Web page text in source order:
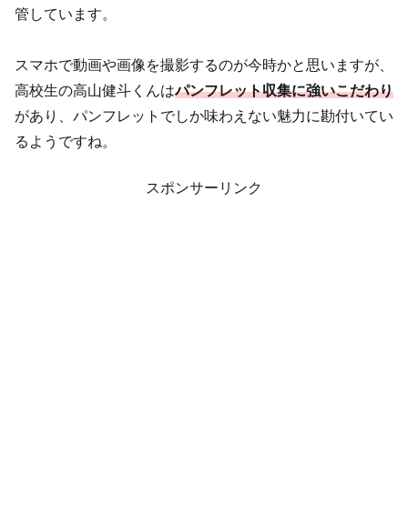
管しています。
スマホで動画や画像を撮影するのが今時かと思いますが、
高校生の高山健斗くんはパンフレット収集に強いこだわり
があり、パンフレットでしか味わえない魅力に勘付いてい
るようですね。
スポンサーリンク